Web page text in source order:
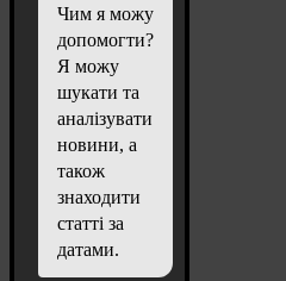
Чим я можу
допомогти?
Я можу
шукати та
аналізувати
новини, а
також
знаходити
статті за
датами.